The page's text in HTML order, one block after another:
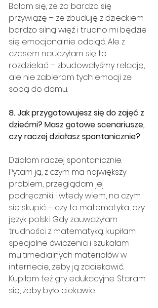
Bałam się, że za bardzo się
przywiążę – że zbuduję z dzieckiem
bardzo silną więź i trudno mi będzie
się emocjonalnie odciąć. Ale z
czasem nauczyłam się to
rozdzielać – zbudowałyśmy relację,
ale nie zabieram tych emocji ze
sobą do domu.
8. Jak przygotowujesz się do zajęć z
dziećmi? Masz gotowe scenariusze,
czy raczej działasz spontanicznie?
Działam raczej spontanicznie.
Pytam ją, z czym ma największy
problem, przeglądam jej
podręczniki i wtedy wiem, na czym
się skupić – czy to matematyka, czy
język polski. Gdy zauważyłam
trudności z matematyką, kupiłam
specjalne ćwiczenia i szukałam
multimedialnych materiałów w
internecie, żeby ją zaciekawić.
Kupiłam też gry edukacyjne. Staram
się, żeby było ciekawie.